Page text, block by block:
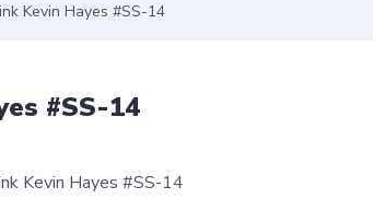
Kevin Hayes #SS-14
#SS-14